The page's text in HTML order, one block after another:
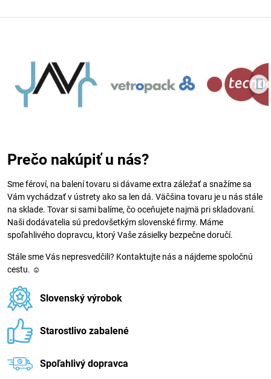
Prečo nakúpiť u nás?
Sme féroví, na balení tovaru si dávame extra záležať a snažíme sa
Vám vychádzať v ústrety ako sa len dá. Väčšina tovaru je u nás stále
na sklade. Tovar si sami balíme, čo oceňujete najmä pri skladovaní.
Naši dodávatelia sú predovšetkým slovenské firmy. Máme
spoľahlivého dopravcu, ktorý Vaše zásielky bezpečne doručí.
Stále sme Vás nepresvedčili? Kontaktujte nás a nájdeme spoločnú
cestu. ☺
Slovenský výrobok
Starostlivo zabalené
Spoľahlivý dopravca